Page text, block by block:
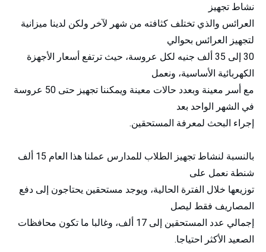
نشاط تجهيز
العرائس والذي تختلف كثافته من شهر لآخر ولكن لدينا ميزانية
لتجهيز العرائس بحوالي
30 إلى 35 ألف جنيه لكل عروسة، حيث ترتفع أسعار الأجهزة
الكهربائية الأساسية، ونعمل
مع أسر معينة وبعدد حالات معينة ويمكننا تجهيز حتى 50 عروسة
في الشهر الواحد بعد
إجراء البحث لمعرفة المستحقين.
بالنسبة لنشاط تجهيز الطلاب للمدارس عملنا هذا العام 15 ألف
شنطة نعمل على
توزيعها خلال الفترة الحالية، ويوجد مستحقين يحتاجون إلى دفع
المصاريف فقط ليصل
إجمالي عدد المستحقين إلى 17 ألف، وغالبا ما تكون محافظات
الصعيد الأكثر احتياجا.